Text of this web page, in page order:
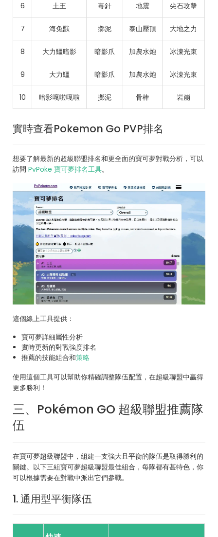
6 土王 毒針 地震 尖石攻擊
7 海兔獸 擲泥 泰山壓頂 大地之力
8 大力䲔暗影 暗影爪 加農水炮 冰涷光束
9 大力䲔 暗影爪 加農水炮 冰涷光束
10 暗影嘎啦嘎啦 擲泥 骨棒 岩崩
實時查看Pokemon Go PVP排名
想要了解最新的超級聯盟排名和更全面的寶可夢對戰分析，可以
訪問PvPoke 寶可夢排名工具。
這個線上工具提供：
寶可夢詳細屬性分析
實時更新的對戰強度排名
推薦的技能組合和策略
使用這個工具可以幫助你精確調整隊伍配置，在超級聯盟中贏得
更多勝利！
三、Pokémon GO 超級聯盟推薦隊
伍
在寶可夢超級聯盟中，組建一支強大且平衡的隊伍是取得勝利的
關鍵。以下三組寶可夢超級聯盟最佳組合，每隊都有甚特色，你
可以根據需要在對戰中派出它們參戰。
1. 通用型平衡隊伍